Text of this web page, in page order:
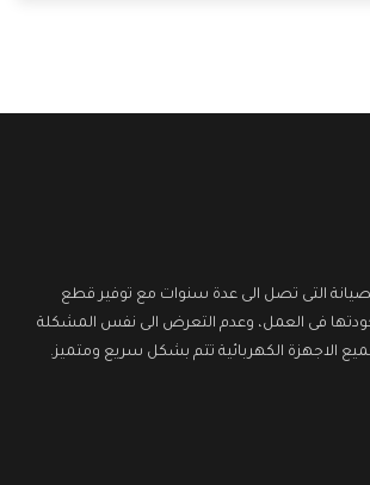
التى تصل الى عدة سنوات مع توفير قطع
فى العمل، وعدم التعرض الى نفس المشكلة
الاجهزة الكهربائية تتم بشكل سريع ومتميز.